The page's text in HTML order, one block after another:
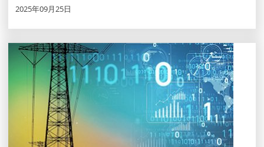
2025年09月25日